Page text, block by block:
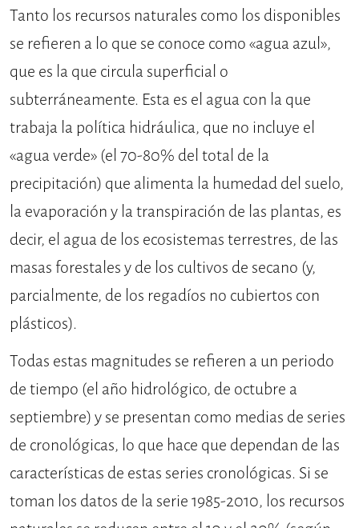
Tanto los recursos naturales como los disponibles
se refieren a lo que se conoce como «agua azul»,
que es la que circula superficial o
subterráneamente. Esta es el agua con la que
trabaja la política hidráulica, que no incluye el
«agua verde» (el 70-80% del total de la
precipitación) que alimenta la humedad del suelo,
la evaporación y la transpiración de las plantas, es
decir, el agua de los ecosistemas terrestres, de las
masas forestales y de los cultivos de secano (y,
parcialmente, de los regadíos no cubiertos con
plásticos).
Todas estas magnitudes se refieren a un periodo
de tiempo (el año hidrológico, de octubre a
septiembre) y se presentan como medias de series
de cronológicas, lo que hace que dependan de las
características de estas series cronológicas. Si se
toman los datos de la serie 1985-2010, los recursos